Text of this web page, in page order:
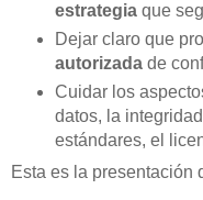
estrategia que
Dejar claro que
autorizada de
Cuidar los
datos, la
estándares, el
Esta es la presentación